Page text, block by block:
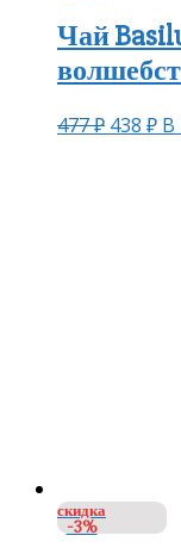
Чай
477₽ 438 ₽ В
скидка
-3%